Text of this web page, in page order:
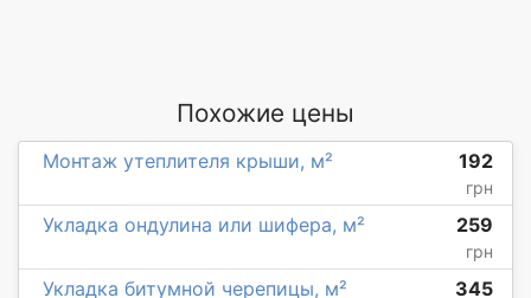
Похожие цены
Монтаж утеплителя крыши, м² 192
грн
Укладка ондулина или шифера, м² 259
грн
Укладка битумной черепицы, м² 345